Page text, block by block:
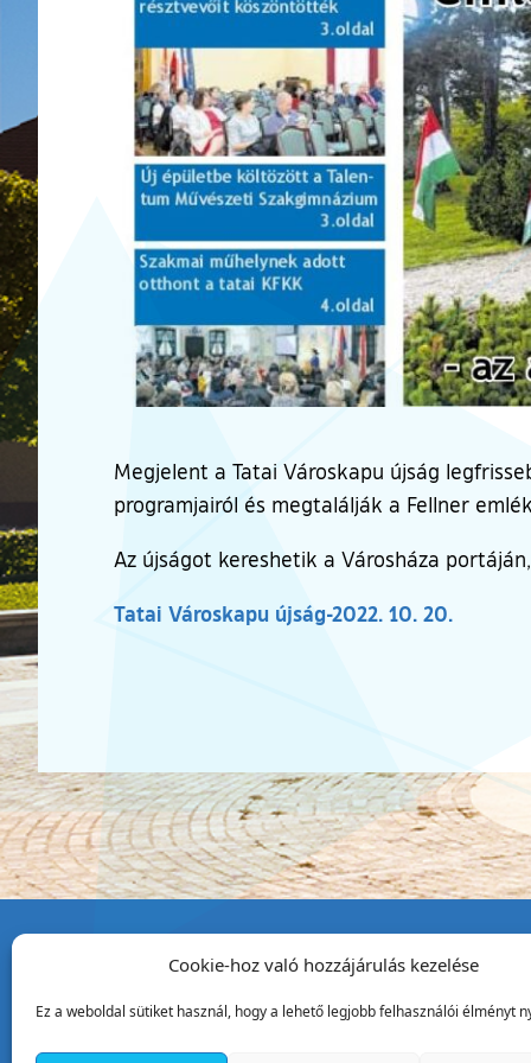
Cookie-hoz való hozzájárulás kezelése
Ez a weboldal sütiket használ, hogy a lehető legjobb felhasználói élményt
Megjelent a Tatai Városkapu újság
programjairól és megtalálják a Fellner
Az újságot kereshetik a Városháza
Tatai Városkapu újság-2022. 10. 20.
Tata Város
2890 Tata, Kossuth tér 1.